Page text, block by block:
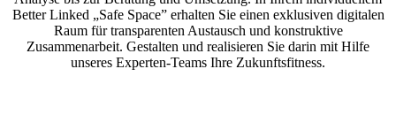
Better Linked „Safe Space” erhalten Sie einen exklusiven digitalen
Raum für transparenten Austausch und konstruktive
Zusammenarbeit. Gestalten und realisieren Sie darin mit Hilfe
unseres Experten-Teams Ihre Zukunftsfitness.